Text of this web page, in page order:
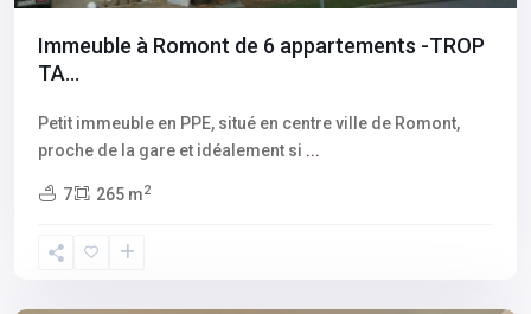
Immeuble à Romont de 6 appartements -TROP
TA...
Petit immeuble en PPE, situé en centre ville de Romont,
proche de la gare et idéalement si ...
7 265 m2
Fribourg